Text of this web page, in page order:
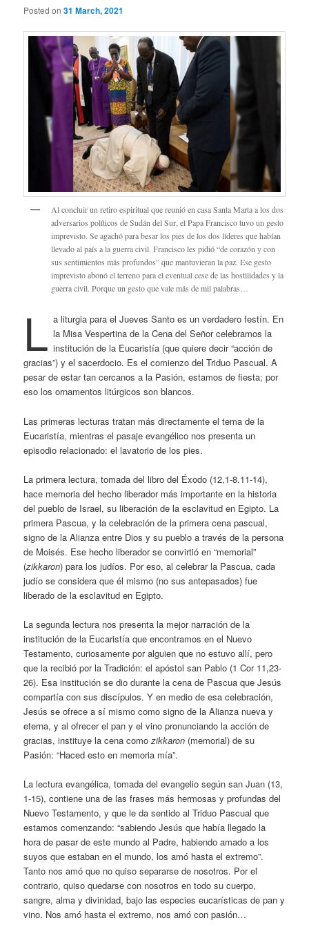
Posted on31 March, 2021
Al concluir un retiro espiritual que reunió en casa Santa Marta a los dos
adversarios políticos de Sudán del Sur, el Papa Francisco tuvo un gesto
imprevisto. Se agachó para besar los pies de los dos líderes que habían
llevado al país a la guerra civil. Francisco les pidió “de corazón y con
sus sentimientos más profundos” que mantuvieran la paz. Ese gesto
imprevisto abonó el terreno para el eventual cese de las hostilidades y la
guerra civil. Porque un gesto que vale más de mil palabras…
L a liturgia para el Jueves Santo es un verdadero festín. En
la Misa Vespertina de la Cena del Señor celebramos la
institución de la Eucaristía (que quiere decir “acción de
gracias”) y el sacerdocio. Es el comienzo del Triduo Pascual. A
pesar de estar tan cercanos a la Pasión, estamos de fiesta; por
eso los ornamentos litúrgicos son blancos.
Las primeras lecturas tratan más directamente el tema de la
Eucaristía, mientras el pasaje evangélico nos presenta un
episodio relacionado: el lavatorio de los pies.
La primera lectura, tomada del libro del Éxodo (12,1-8.11-14),
hace memoria del hecho liberador más importante en la historia
del pueblo de Israel, su liberación de la esclavitud en Egipto. La
primera Pascua, y la celebración de la primera cena pascual,
signo de la Alianza entre Dios y su pueblo a través de la persona
de Moisés. Ese hecho liberador se convirtió en “memorial”
(zikkaron) para los judíos. Por eso, al celebrar la Pascua, cada
judío se considera que él mismo (no sus antepasados) fue
liberado de la esclavitud en Egipto.
La segunda lectura nos presenta la mejor narración de la
institución de la Eucaristía que encontramos en el Nuevo
Testamento, curiosamente por alguien que no estuvo allí, pero
que la recibió por la Tradición: el apóstol san Pablo (1 Cor 11,23-
26). Esa institución se dio durante la cena de Pascua que Jesús
compartía con sus discípulos. Y en medio de esa celebración,
Jesús se ofrece a sí mismo como signo de la Alianza nueva y
eterna, y al ofrecer el pan y el vino pronunciando la acción de
gracias, instituye la cena comozikkaron (memorial) de su
Pasión: “Haced esto en memoria mía”.
La lectura evangélica, tomada del evangelio según san Juan (13,
1-15), contiene una de las frases más hermosas y profundas del
Nuevo Testamento, y que le da sentido al Triduo Pascual que
estamos comenzando: “sabiendo Jesús que había llegado la
hora de pasar de este mundo al Padre, habiendo amado a los
suyos que estaban en el mundo, los amó hasta el extremo”.
Tanto nos amó que no quiso separarse de nosotros. Por el
contrario, quiso quedarse con nosotros en todo su cuerpo,
sangre, alma y divinidad, bajo las especies eucarísticas de pan y
vino. Nos amó hasta el extremo, nos amó con pasión…